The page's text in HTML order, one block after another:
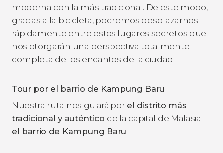
moderna con la más tradicional. De este modo,
gracias a la bicicleta, podremos desplazarnos
rápidamente entre estos lugares secretos que
nos otorgarán una perspectiva totalmente
completa de los encantos de la ciudad.
Tour por el barrio de Kampung Baru
Nuestra ruta nos guiará por el distrito más
tradicional y auténtico de la capital de Malasia:
el barrio de Kampung Baru.